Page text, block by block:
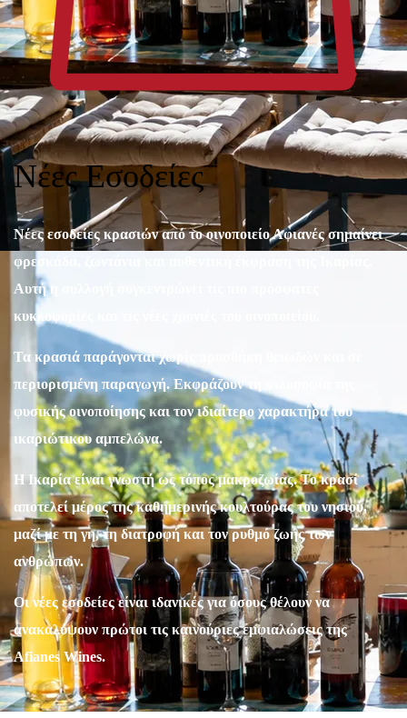
Νέες Εσοδείες
Νέες εσοδείες κρασιών από το οινοποιείο Αφιανές σημαίνει
φρεσκάδα, ζωντάνια και αυθεντική έκφραση της Ικαρίας.
Αυτή η συλλογή συγκεντρώνει τις πιο πρόσφατες
κυκλοφορίες και τις νέες χρονιές του οινοποιείου.
Τα κρασιά παράγονται χωρίς προσθήκη θειωδών και σε
περιορισμένη παραγωγή. Εκφράζουν τη φιλοσοφία της
φυσικής οινοποίησης και τον ιδιαίτερο χαρακτήρα του
ικαριώτικου αμπελώνα.
Η Ικαρία είναι γνωστή ως τόπος μακροζωίας. Το κρασί
αποτελεί μέρος της καθημερινής κουλτούρας του νησιού,
μαζί με τη γη, τη διατροφή και τον ρυθμό ζωής των
ανθρώπων.
Οι νέες εσοδείες είναι ιδανικές για όσους θέλουν να
ανακαλύψουν πρώτοι τις καινούριες εμφιαλώσεις της
Afianes Wines.